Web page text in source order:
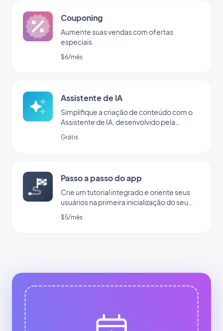
Couponing
Aumente suas vendas com ofertas
especiais
$6/mês
Assistente de IA
Simplifique a criação de conteúdo com o
Assistente de IA, desenvolvido pela
Grátis
Passo a passo do app
Crie um tutorial integrado e oriente seus
usuários na primeira inicialização do seu
app
$5/mês